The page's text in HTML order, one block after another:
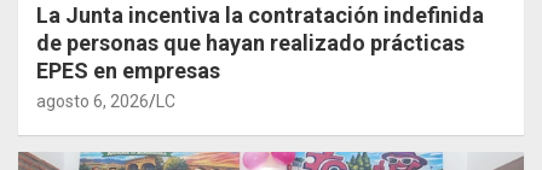
La Junta incentiva la contratación indefinida
de personas que hayan realizado prácticas
EPES en empresas
agosto 6, 2026 LC